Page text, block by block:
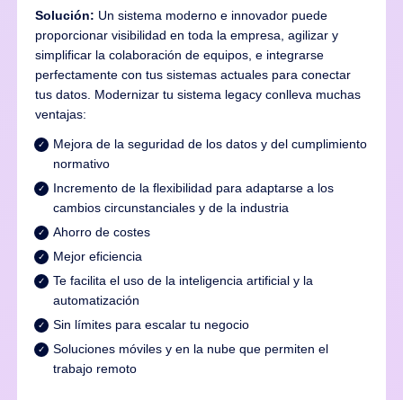
Solución: Un sistema moderno e innovador puede
proporcionar visibilidad en toda la empresa, agilizar y
simplificar la colaboración de equipos, e integrarse
perfectamente con tus sistemas actuales para conectar
tus datos. Modernizar tu sistema legacy conlleva muchas
ventajas:
Mejora de la seguridad de los datos y del cumplimiento
normativo
Incremento de la flexibilidad para adaptarse a los
cambios circunstanciales y de la industria
Ahorro de costes
Mejor eficiencia
Te facilita el uso de la inteligencia artificial y la
automatización
Sin límites para escalar tu negocio
Soluciones móviles y en la nube que permiten el
trabajo remoto